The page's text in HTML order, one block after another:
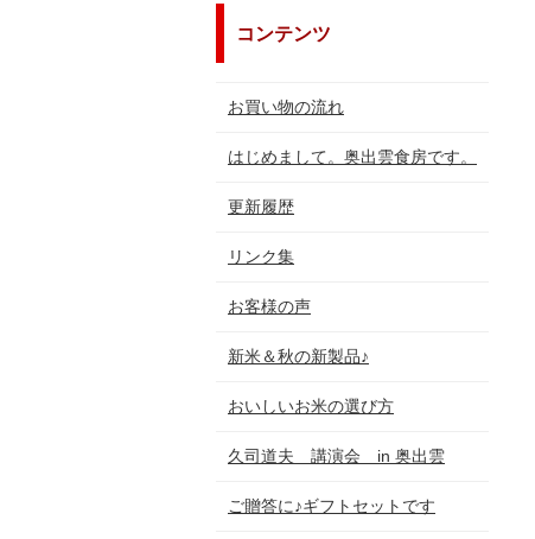
コンテンツ
お買い物の流れ
はじめまして。奥出雲食房です。
更新履歴
リンク集
お客様の声
新米＆秋の新製品♪
おいしいお米の選び方
久司道夫 講演会 in 奥出雲
ご贈答に♪ギフトセットです